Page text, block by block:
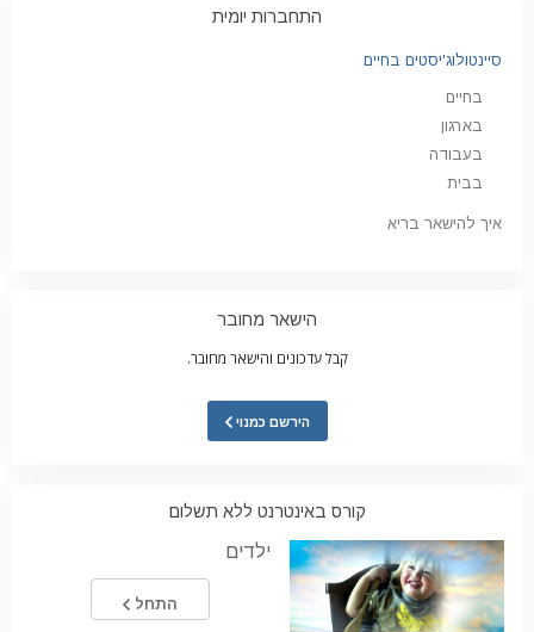
התחברות יומית
סיינטולוג'יסטים בחיים
בחיים
בארגון
בעבודה
בבית
איך להישאר בריא
הישאר מחובר
קבל עדכונים והישאר מחובר.
הירשם כמנוי
קורס באינטרנט ללא תשלום
ילדים
התחל